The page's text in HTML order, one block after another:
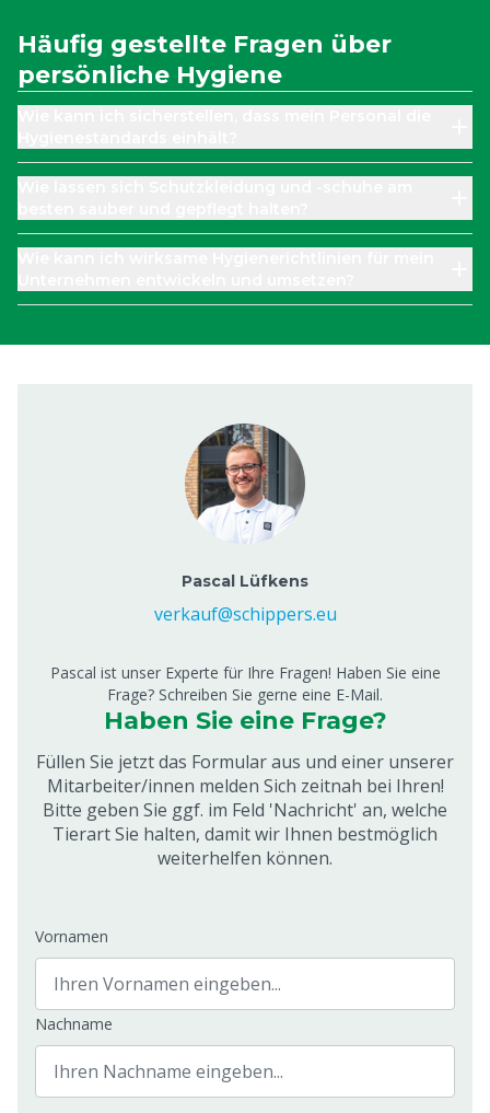
Häufig gestellte Fragen über
persönliche Hygiene
Pascal Lüfkens
verkauf@schippers.eu
Pascal ist unser Experte für Ihre Fragen! Haben Sie eine
Frage? Schreiben Sie gerne eine E-Mail.
Haben Sie eine Frage?
Füllen Sie jetzt das Formular aus und einer unserer
Mitarbeiter/innen melden Sich zeitnah bei Ihren!
Bitte geben Sie ggf. im Feld 'Nachricht' an, welche
Tierart Sie halten, damit wir Ihnen bestmöglich
weiterhelfen können.
Vornamen
Nachname